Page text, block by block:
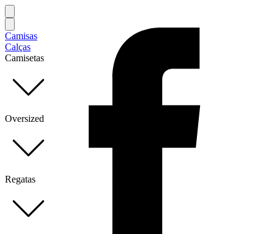
Camisas
Calças
Camisetas
Oversized
Regatas